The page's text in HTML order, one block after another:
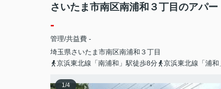
さいたま市南区南浦和３丁目のアパー
-
管理/共益費 -
埼玉県さいたま市南区南浦和 ３丁目
京浜東北線「南浦和」駅徒歩8分
京浜東北線「浦
1/4